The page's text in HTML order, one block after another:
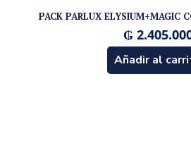
PACK PARLUX ELYSIUM+MAGIC
₲
Añadir al